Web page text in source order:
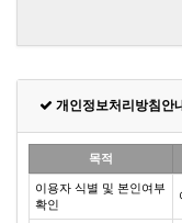
개인정보처리방침안
목적
이용자 식별 및 본인여부
확인